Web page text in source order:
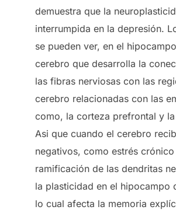
demuestra que la
interrumpida en la depresión.
se pueden ver, en el
cerebro que desarrolla la
las fibras nerviosas con las
cerebro relacionadas con las
como, la corteza prefrontal y
Asi que cuando el cerebro
negativos, como estrés crónico
ramificación de las dendritas
la plasticidad en el hipocampo
lo cual afecta la memoria